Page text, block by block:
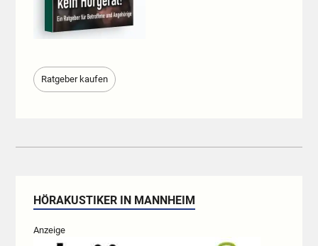
Ratgeber kaufen
HÖRAKUSTIKER IN MANNHEIM
Anzeige